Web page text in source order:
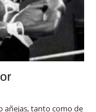
añejas, tanto como de